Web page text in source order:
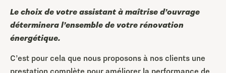
Le choix de votre assistant à maîtrise d’ouvrage
déterminera l’ensemble de votre rénovation
énergétique.
C’est pour cela que nous proposons à nos clients une